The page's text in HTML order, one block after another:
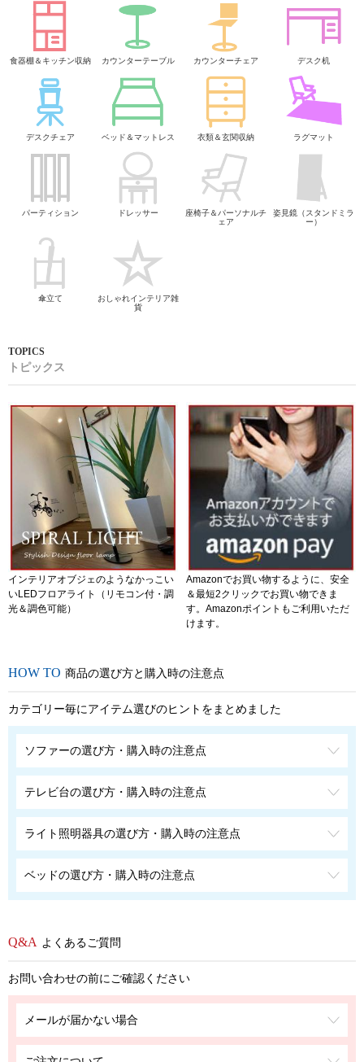
食器棚＆キッチン収納 カウンターテーブル カウンターチェア デスク机
デスクチェア ベッド＆マットレス 衣類＆玄関収納 ラグマット
パーティション ドレッサー
座椅子＆パーソナルチ
ェア
姿見鏡（スタンドミラ
ー）
傘立て
おしゃれインテリア雑
貨
トピックス
インテリアオブジェのようなかっこい
いLEDフロアライト（リモコン付・調
光＆調色可能）
Amazonでお買い物するように、安全
＆最短2クリックでお買い物できま
す。Amazonポイントもご利用いただ
けます。
商品の選び方と購入時の注意点
カテゴリー毎にアイテム選びのヒントをまとめました
ソファーの選び方・購入時の注意点
テレビ台の選び方・購入時の注意点
ライト照明器具の選び方・購入時の注意点
ベッドの選び方・購入時の注意点
よくあるご質問
お問い合わせの前にご確認ください
メールが届かない場合